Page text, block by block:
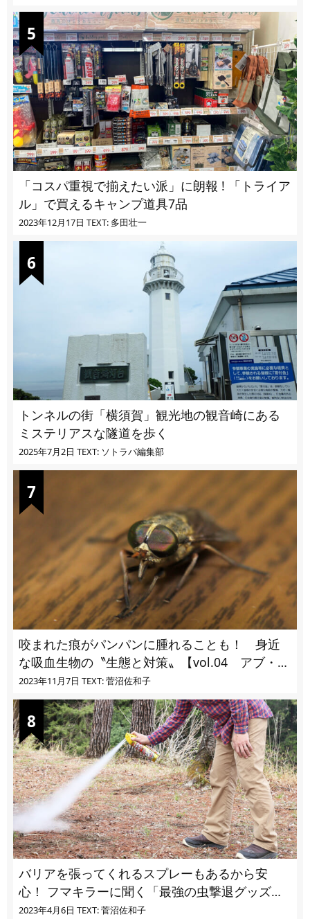
「コスパ重視で揃えたい派」に朗報 ! 「トライア
ル」で買えるキャンプ道具7品
2023年12月17日 TEXT: 多田壮一
トンネルの街「横須賀」観光地の観音崎にある
ミステリアスな隧道を歩く
2025年7月2日 TEXT: ソトラバ編集部
咬まれた痕がパンパンに腫れることも！ 身近
な吸血生物の〝生態と対策〟【vol.04 アブ・ブ
ユ・ヌカカ】
2023年11月7日 TEXT: 菅沼佐和子
バリアを張ってくれるスプレーもあるから安
心！ フマキラーに聞く「最強の虫撃退グッズ
vol.4」【キャンプサイトで使う虫よけ】
2023年4月6日 TEXT: 菅沼佐和子